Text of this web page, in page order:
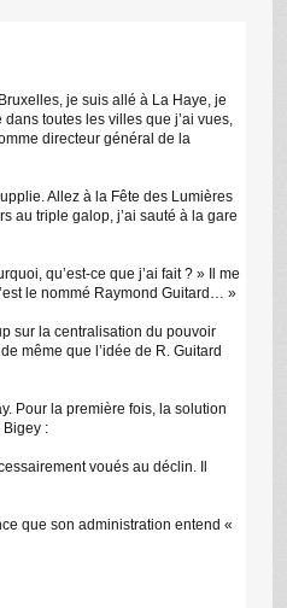
je suis allé à La Haye, je
toutes les villes que j’ai vues,
directeur général de la
Allez à la Fête des Lumières
au triple galop, j’ai sauté à la gare
qu’est-ce que j’ai fait ? » Il me
le nommé Raymond Guitard… »
sur la centralisation du pouvoir
même que l’idée de R. Guitard
Pour la première fois, la solution
Bigey :
voués au déclin. Il
que son administration entend «